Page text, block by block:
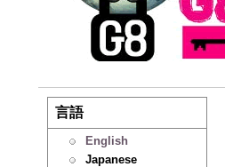
言語
English
Japanese